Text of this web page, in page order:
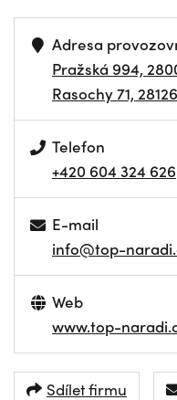
Adresa
Pražská 994,
Rasochy 71,
Telefon
+420 604 324 626
E-mail
info@top-
Web
www.top-
Sdílet firmu